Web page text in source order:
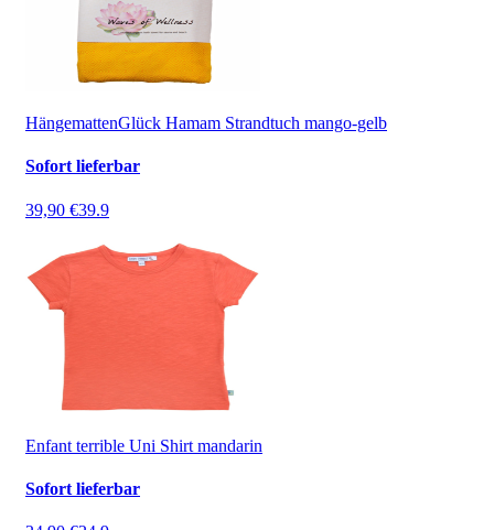
HängemattenGlück Hamam Strandtuch mango-gelb
Sofort lieferbar
39,90 €39.9
Enfant terrible Uni Shirt mandarin
Sofort lieferbar